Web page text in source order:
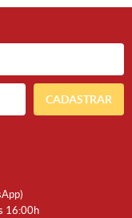
CADASTRAR
16:00h